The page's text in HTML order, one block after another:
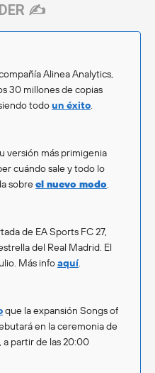
✍️
Alinea Analytics,
30 millones de copias
todoun éxito.
versión más primigenia
cuándo sale y todo lo
sobreel nuevo modo.
de EA Sports FC 27,
del Real Madrid. El
Más infoaquí.
que la expansión Songs of
en la ceremonia de
partir de las 20:00